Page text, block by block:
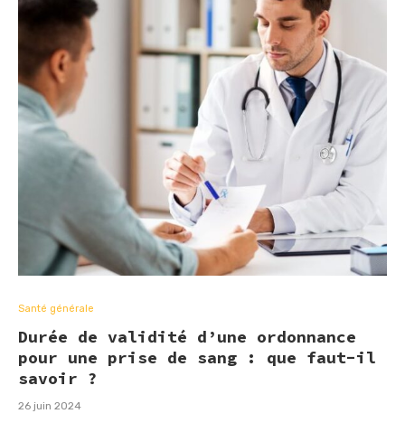
Santé générale
Durée de validité d’une ordonnance
pour une prise de sang : que faut-il
savoir ?
26 juin 2024